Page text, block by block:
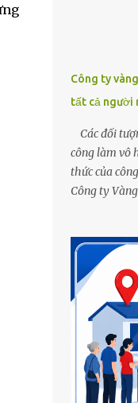
Công ty
tất cả người
Các đối
công làm vô
thức của
Công ty Vàng
fanpage
tảng
công ty liên
khách hàng
Fanpage
nhằm mục
an toàn tài